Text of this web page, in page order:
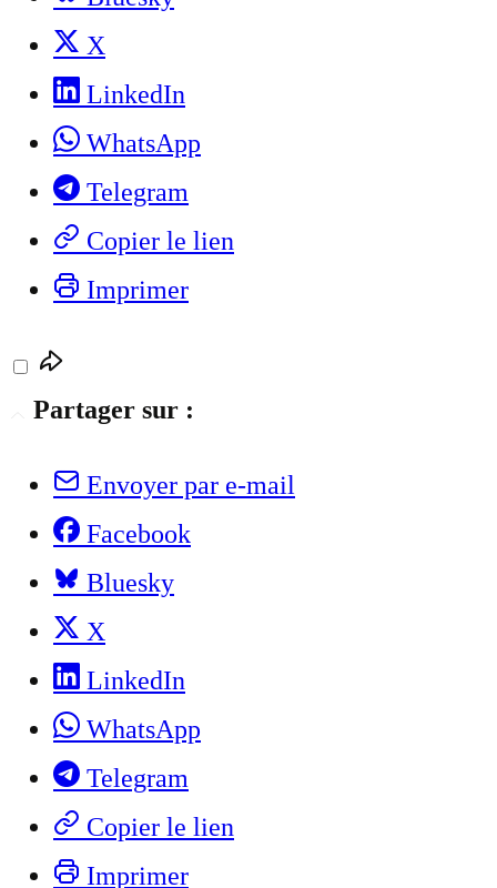
X
LinkedIn
WhatsApp
Telegram
Copier le lien
Imprimer
Partager sur :
Envoyer par e-mail
Facebook
Bluesky
X
LinkedIn
WhatsApp
Telegram
Copier le lien
Imprimer